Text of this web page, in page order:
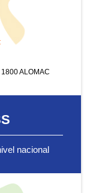
ALOMAC
nacional